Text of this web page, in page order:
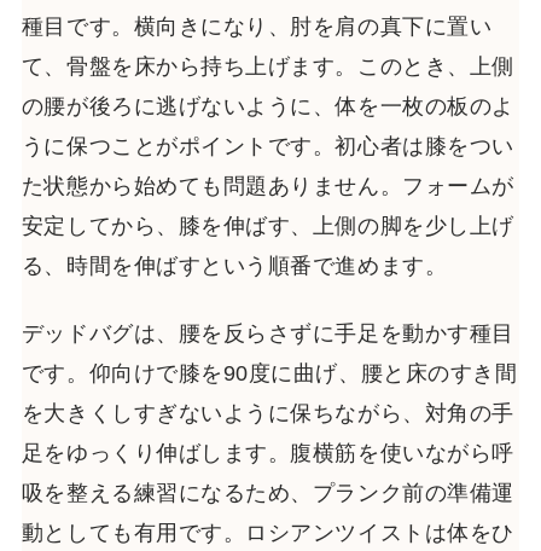
種目です。横向きになり、肘を肩の真下に置い
て、骨盤を床から持ち上げます。このとき、上側
の腰が後ろに逃げないように、体を一枚の板のよ
うに保つことがポイントです。初心者は膝をつい
た状態から始めても問題ありません。フォームが
安定してから、膝を伸ばす、上側の脚を少し上げ
る、時間を伸ばすという順番で進めます。
デッドバグは、腰を反らさずに手足を動かす種目
です。仰向けで膝を90度に曲げ、腰と床のすき間
を大きくしすぎないように保ちながら、対角の手
足をゆっくり伸ばします。腹横筋を使いながら呼
吸を整える練習になるため、プランク前の準備運
動としても有用です。ロシアンツイストは体をひ